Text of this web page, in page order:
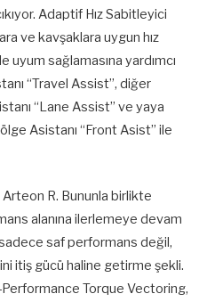
Adaptif Hız Sabitleyici
ve kavşaklara uygun hız
uyum sağlamasına yardımcı
“Travel Assist”, diğer
“Lane Assist” ve yaya
Asistanı “Front Asist” ile
R. Bununla birlikte
alanına ilerlemeye devam
saf performans değil,
itiş gücü haline getirme şekli.
Torque Vectoring,